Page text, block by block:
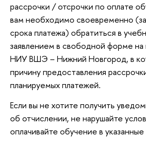
рассрочки / отсрочки по оплате
вам необходимо своевременно
срока платежа) обратиться в
заявлением в свободной форме на
НИУ ВШЭ – Нижний Новгород, в
причину предоставления
планируемых платежей.
Если вы не хотите получить
об отчислении, не нарушайте
оплачивайте обучение в